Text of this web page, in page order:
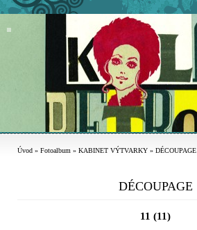
Úvod » Fotoalbum » KABINET VÝTVARKY » DÉCOUPAGE
DÉCOUPAGE
11 (11)